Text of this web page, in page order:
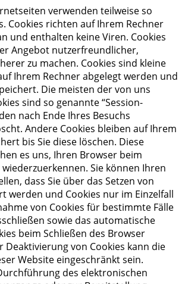
verwenden teilweise so
Cookies richten auf Ihrem Rechner
und enthalten keine Viren. Cookies
Angebot nutzerfreundlicher,
zu machen. Cookies sind kleine
Ihrem Rechner abgelegt werden und
Die meisten der von uns
sind so genannte “Session-
nach Ende Ihres Besuchs
Andere Cookies bleiben auf Ihrem
bis Sie diese löschen. Diese
es uns, Ihren Browser beim
Sie können Ihren
dass Sie über das Setzen von
werden und Cookies nur im Einzelfall
von Cookies für bestimmte Fälle
sowie das automatische
beim Schließen des Browser
Deaktivierung von Cookies kann die
Website eingeschränkt sein.
des elektronischen